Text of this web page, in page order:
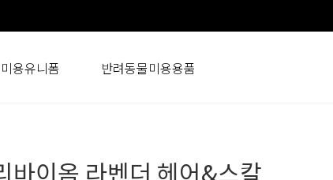
미용유니폼 반려동물미용용품
바이옴 라벤더 헤어&스칼